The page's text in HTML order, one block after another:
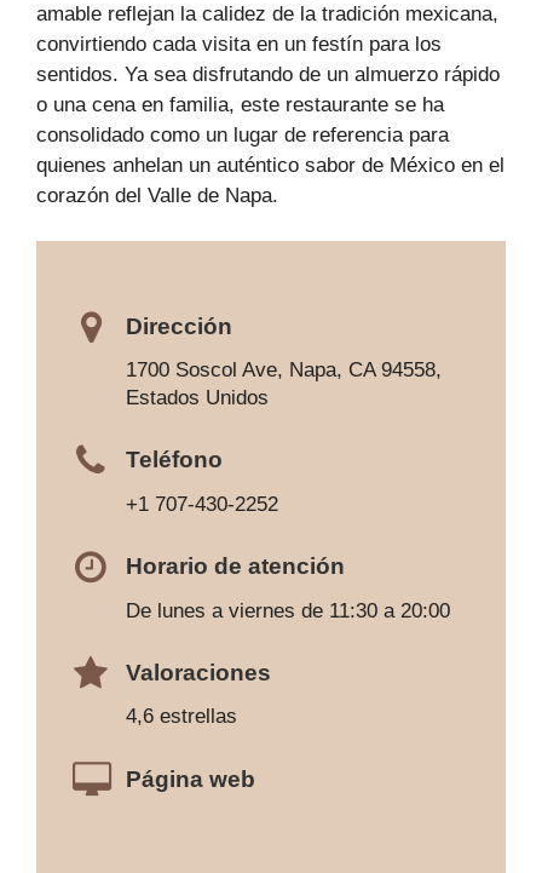
amable reflejan la calidez de la tradición mexicana,
convirtiendo cada visita en un festín para los
sentidos. Ya sea disfrutando de un almuerzo rápido
o una cena en familia, este restaurante se ha
consolidado como un lugar de referencia para
quienes anhelan un auténtico sabor de México en el
corazón del Valle de Napa.
Dirección
1700 Soscol Ave, Napa, CA 94558,
Estados Unidos
Teléfono
+1 707-430-2252
Horario de atención
De lunes a viernes de 11:30 a 20:00
Valoraciones
4,6 estrellas
Página web